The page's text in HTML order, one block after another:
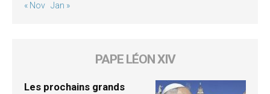
« Nov Jan »
PAPE LÉON XIV
Les prochains grands